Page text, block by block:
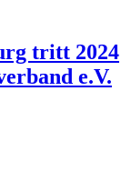
tritt 2024
e.V.